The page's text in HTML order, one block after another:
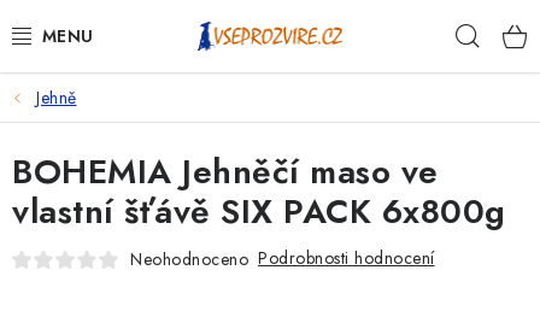
na
PSI
KOČKY
KONĚ
Jehně
BOHEMIA Jehněčí maso ve
vlastní šťávě SIX PACK 6x800g
Neohodnoceno Podrobnosti hodnocení